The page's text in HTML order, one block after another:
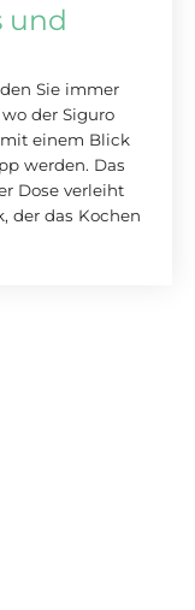
und
Sie immer
der Siguro
mit einem Blick
werden. Das
Dose verleiht
der das Kochen